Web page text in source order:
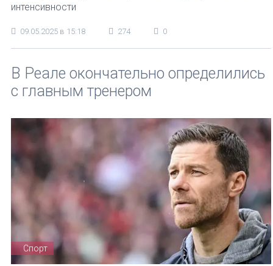
интенсивности
09.05.2025 в 15:18 274 0
В Реале окончательно определились
с главным тренером
Спорт